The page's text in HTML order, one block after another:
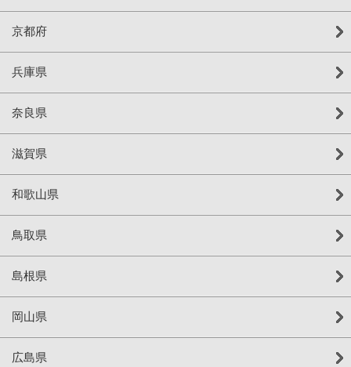
京都府
兵庫県
奈良県
滋賀県
和歌山県
鳥取県
島根県
岡山県
広島県